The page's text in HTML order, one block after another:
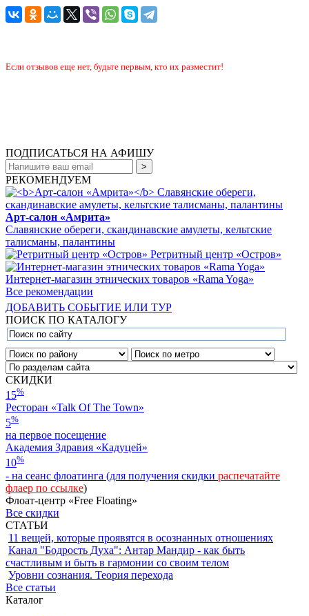
Если отзывов еще нет, будьте первым, кто их разместит!
ПОДПИСАТЬСЯ НА АФИШУ
РЕКОМЕНДУЕМ
Арт-салон «Амрита»
Славянские обереги, скандинавские амулеты, кельтские
талисманы, палантины
Ретритный центр «Остров»
Интернет-магазин этнических товаров «Rama Yoga»
Все рекомендации
ДОБАВИТЬ СОБЫТИЕ ИЛИ ТУР
ПОИСК ПО КАТАЛОГУ
СКИДКИ
15%
Ресторан «Talk Of The Town»
5%
на первое посещение
Академия Здравия «Кадуцей»
10%
- на сеанс флоатинга (для получения скидки распечатайте
флаер по ссылке)
Флоат-центр «Free Floating»
Все скидки
СТАТЬИ
11 вещей, которые проявятся в осознанных отношениях
Канал "Бодрость Духа": Антар Мандир - как быть
счастливым и быть в гармонии со своим телом
Уровни сознания. Теория перехода
Все статьи
Каталог